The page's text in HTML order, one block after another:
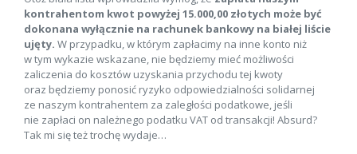
kontrahentom kwot powyżej 15.000,00 złotych może być
dokonana wyłącznie na rachunek bankowy na białej liście
ujęty. W przypadku, w którym zapłacimy na inne konto niż
w tym wykazie wskazane, nie będziemy mieć możliwości
zaliczenia do kosztów uzyskania przychodu tej kwoty
oraz będziemy ponosić ryzyko odpowiedzialności solidarnej
ze naszym kontrahentem za zaległości podatkowe, jeśli
nie zapłaci on należnego podatku VAT od transakcji! Absurd?
Tak mi się też trochę wydaje…